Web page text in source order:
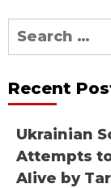
Search
for:
Recent
Ukrainian
Attempts
Alive by